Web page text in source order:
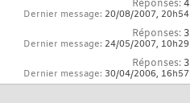
Réponses:4
Dernier message: 20/08/2007, 20h54
Réponses: 3
Dernier message: 24/05/2007, 10h29
Réponses: 3
Dernier message: 30/04/2006, 16h57